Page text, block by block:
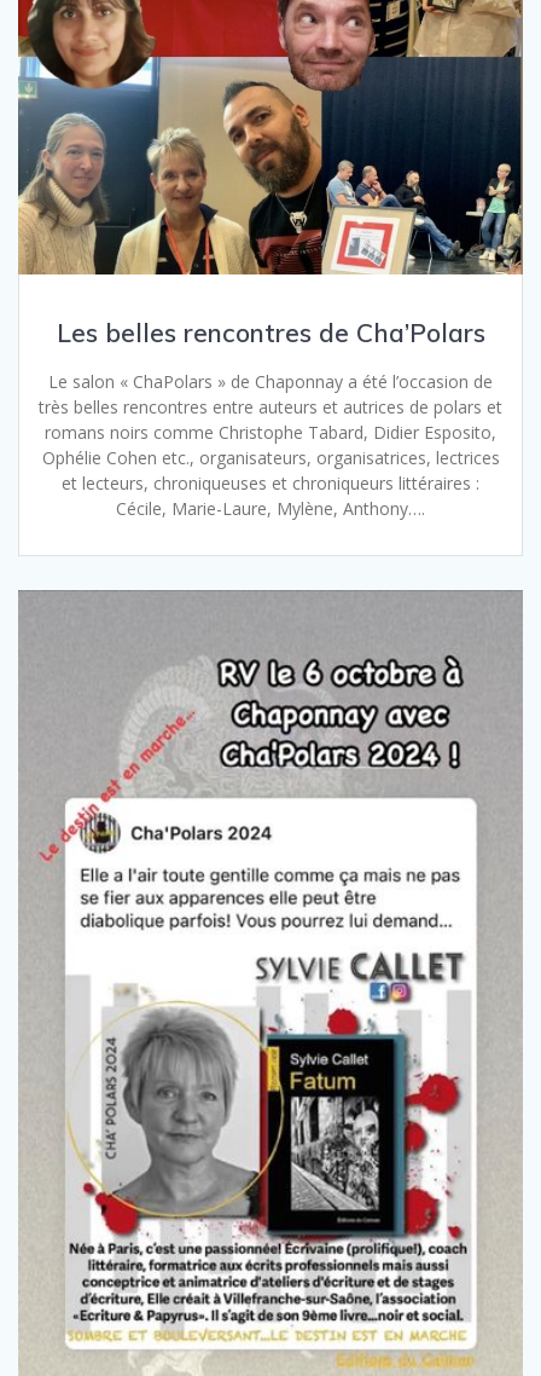
Les belles rencontres de Cha’Polars
Le salon « ChaPolars » de Chaponnay a été l’occasion de
très belles rencontres entre auteurs et autrices de polars et
romans noirs comme Christophe Tabard, Didier Esposito,
Ophélie Cohen etc., organisateurs, organisatrices, lectrices
et lecteurs, chroniqueuses et chroniqueurs littéraires :
Cécile, Marie-Laure, Mylène, Anthony….